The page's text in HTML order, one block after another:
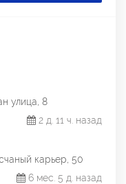
улица, 8
2 д. 11 ч. назад
карьер, 50
6 мес. 5 д. назад